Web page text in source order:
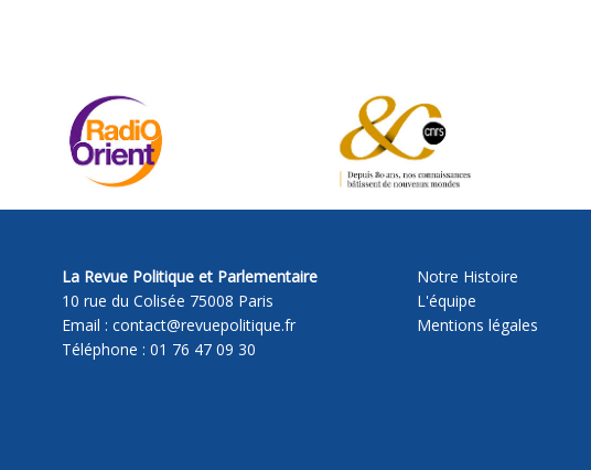
La Revue Politique et Parlementaire
10 rue du Colisée 75008 Paris
Email : contact@revuepolitique.fr
Téléphone : 01 76 47 09 30
Notre Histoire
L'équipe
Mentions légales